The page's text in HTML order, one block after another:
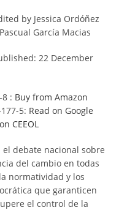
by Jessica Ordóñez
García Macias
22 December
8 : Buy from Amazon
5: Read on Google
CEEOL
debate nacional sobre
del cambio en todas
normatividad y los
que garanticen
el control de la